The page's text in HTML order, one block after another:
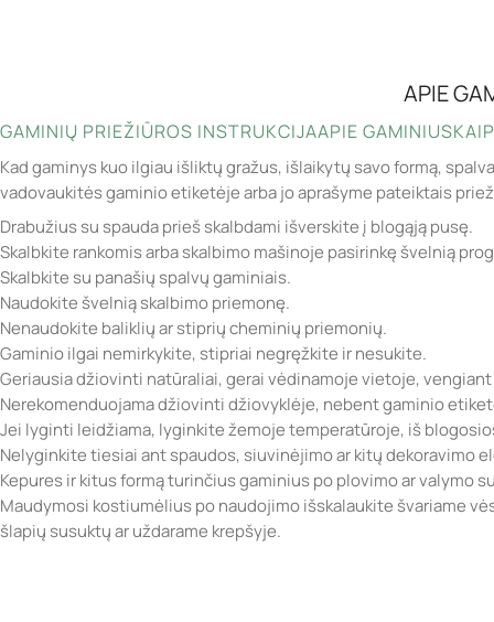
APIE
GAMINIŲ PRIEŽIŪROS INSTRUKCIJAAPIE GAMINIUS
Kad gaminys kuo ilgiau išliktų gražus, išlaikytų savo formą,
vadovaukitės gaminio etiketėje arba jo aprašyme pateiktais
Drabužius su spauda prieš skalbdami išverskite į blogąją pusę.
Skalbkite rankomis arba skalbimo mašinoje pasirinkę švelnią
Skalbkite su panašių spalvų gaminiais.
Naudokite švelnią skalbimo priemonę.
Nenaudokite baliklių ar stiprių cheminių priemonių.
Gaminio ilgai nemirkykite, stipriai negręžkite ir nesukite.
Geriausia džiovinti natūraliai, gerai vėdinamoje vietoje,
Nerekomenduojama džiovinti džiovyklėje, nebent gaminio
Jei lyginti leidžiama, lyginkite žemoje temperatūroje, iš
Nelyginkite tiesiai ant spaudos, siuvinėjimo ar kitų dekoravimo
Kepures ir kitus formą turinčius gaminius po plovimo ar valymo
Maudymosi kostiumėlius po naudojimo išskalaukite švariame
šlapių susuktų ar uždarame krepšyje.